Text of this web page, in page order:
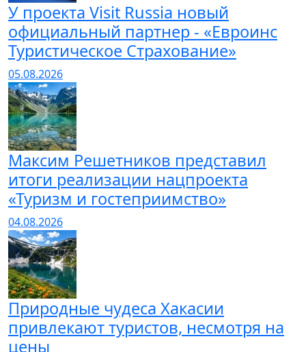
У проекта Visit Russia новый
официальный партнер - «Евроинс
Туристическое Страхование»
05.08.2026
Максим Решетников представил
итоги реализации нацпроекта
«Туризм и гостеприимство»
04.08.2026
Природные чудеса Хакасии
привлекают туристов, несмотря на
цены